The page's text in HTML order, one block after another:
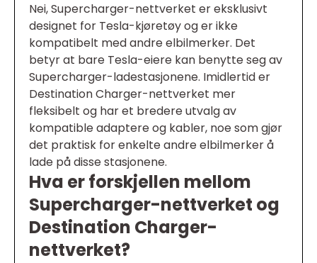
Nei, Supercharger-nettverket er eksklusivt
designet for Tesla-kjøretøy og er ikke
kompatibelt med andre elbilmerker. Det
betyr at bare Tesla-eiere kan benytte seg av
Supercharger-ladestasjonene. Imidlertid er
Destination Charger-nettverket mer
fleksibelt og har et bredere utvalg av
kompatible adaptere og kabler, noe som gjør
det praktisk for enkelte andre elbilmerker å
lade på disse stasjonene.
Hva er forskjellen mellom
Supercharger-nettverket og
Destination Charger-
nettverket?